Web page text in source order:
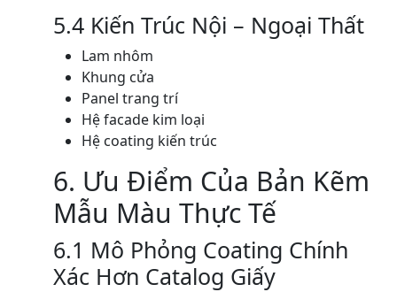
5.4 Kiến Trúc Nội – Ngoại Thất
Lam nhôm
Khung cửa
Panel trang trí
Hệ facade kim loại
Hệ coating kiến trúc
6. Ưu Điểm Của Bản Kẽm
Mẫu Màu Thực Tế
6.1 Mô Phỏng Coating Chính
Xác Hơn Catalog Giấy